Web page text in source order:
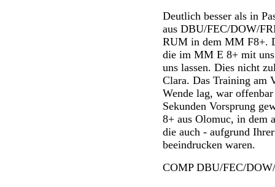
Deutlich besser als in
aus DBU/FEC/DOW/
RUM in dem MM F8+.
die im MM E 8+ mit
uns lassen. Dies nicht
Clara. Das Training am
Wende lag, war
Sekunden Vorsprung
8+ aus Olomuc, in dem
die auch - aufgrund
beeindrucken waren.
COMP DBU/FEC/